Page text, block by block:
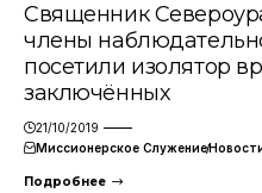
Священник
члены
посетили изолятор
заключённых
21/10/2019
Миссионерское Служение
Подробнее